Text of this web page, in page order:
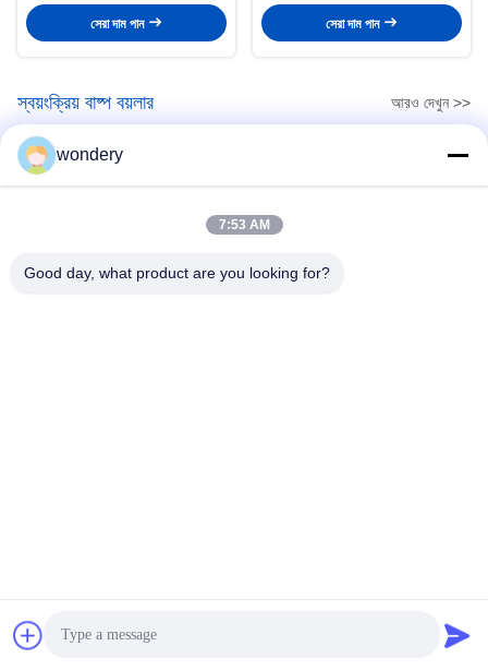
সেরা দাম পান
সেরা দাম পান
স্বয়ংক্রিয় বাষ্প বয়লার আরও দেখুন >>
wondery
7:53 AM
Good day, what product are you looking for?